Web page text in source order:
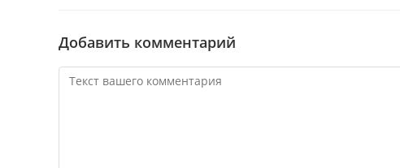
Добавить комментарий